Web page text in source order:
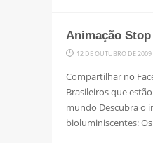
Animação
12 DE OUTUBRO DE 2009
Compartilhar no
Brasileiros que
mundo Descubra o
bioluminiscentes: